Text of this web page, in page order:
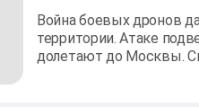
Война боевых дронов
территории. Атаке
долетают до Москвы.